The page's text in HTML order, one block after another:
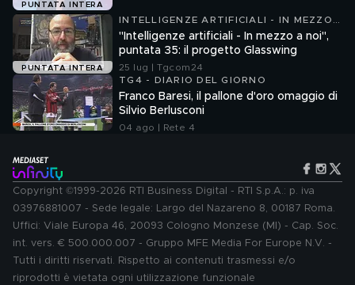
PUNTATA INTERA
PUNTATA INTERA
INTELLIGENZE ARTIFICIALI - IN MEZZO
A NOI
"Intelligenze artificiali - In mezzo a noi",
puntata 35: il progetto Glasswing
25 lug | Tgcom24
TG4 - DIARIO DEL GIORNO
Franco Baresi, il pallone d'oro omaggio di
Silvio Berlusconi
04 ago | Rete 4
Copyright ©1999-2026 RTI Business Digital - RTI S.p.A.: p. iva
03976881007 - Sede legale: Largo del Nazareno 8, 00187 Roma.
Uffici: Viale Europa 46, 20093 Cologno Monzese (MI) - Cap. Soc.
int. vers. € 500.000.007 - Gruppo MFE Media For Europe N.V. -
Tutti i diritti riservati. Rispetto ai contenuti trasmessi e/o
riprodotti è vietata ogni utilizzazione funzionale